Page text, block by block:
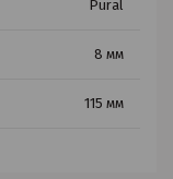
Pural
8 мм
115 мм